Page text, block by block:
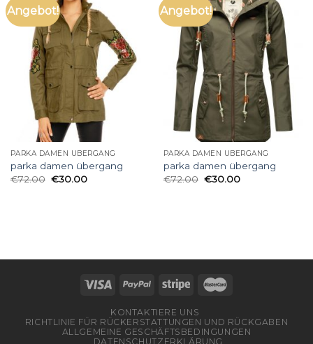
Angebot!
PARKA DAMEN ÜBERGANG
parka damen übergang
€72.00 €30.00
Angebot!
PARKA DAMEN ÜBERGANG
parka damen übergang
€72.00 €30.00
KONTAKTIERE UNS
RICHTLINIE FÜR RÜCKERSTATTUNGEN UND RÜCKGABEN
ALLGEMEINE GESCHÄFTSBEDINGUNGEN
DATENSCHUTZERKLÄRUNG